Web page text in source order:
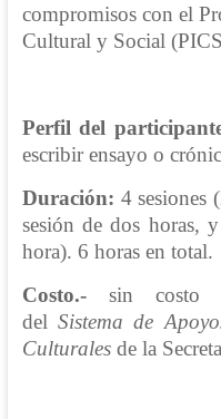
compromisos con el
Cultural y Social
Perfil del
escribir ensayo o
Duración: 4 sesiones
sesión de dos horas,
hora). 6 horas en total.
Costo.-sin costo
delSistema de
Culturalesde la